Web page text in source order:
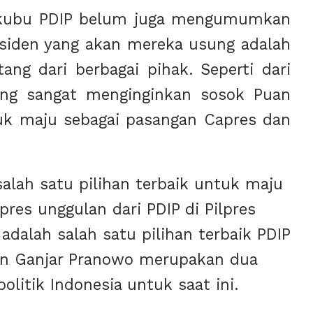
PDIP belum juga mengumumkan
yang akan mereka usung adalah
dari berbagai pihak. Seperti dari
sangat menginginkan sosok Puan
maju sebagai pasangan Capres dan
satu pilihan terbaik untuk maju
unggulan dari PDIP di Pilpres
salah satu pilihan terbaik PDIP
Ganjar Pranowo merupakan dua
Indonesia untuk saat ini.